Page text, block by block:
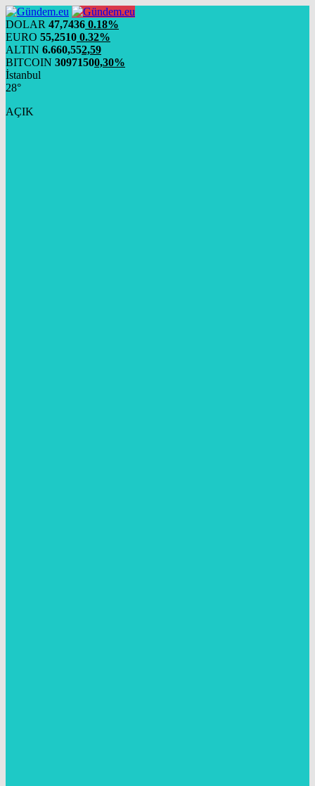
DOLAR 47,7436 0.18%
EURO 55,2510 0.32%
ALTIN 6.660,552,59
BITCOIN 30971500,30%
İstanbul
28°
AÇIK